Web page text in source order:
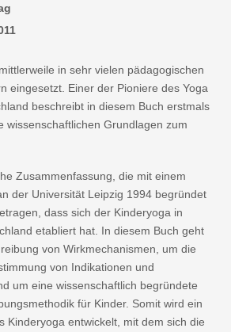
in sehr vielen pädagogischen
eingesetzt. Einer der Pioniere des Yoga
beschreibt in diesem Buch erstmals
wissenschaftlichen Grundlagen zum
Zusammenfassung, die mit einem
der Universität Leipzig 1994 begründet
dass sich der Kinderyoga in
etabliert hat. In diesem Buch geht
von Wirkmechanismen, um die
von Indikationen und
um eine wissenschaftlich begründete
für Kinder. Somit wird ein
Kinderyoga entwickelt, mit dem sich die